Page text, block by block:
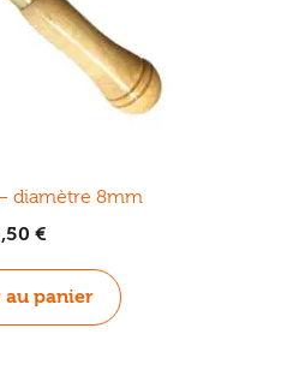
diamètre 8mm
€
panier